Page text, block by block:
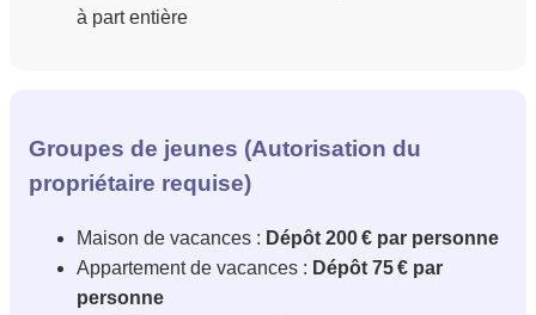
à part entière
Groupes de jeunes (Autorisation du
propriétaire requise)
Maison de vacances : Dépôt 200 € par personne
Appartement de vacances : Dépôt 75 € par
personne